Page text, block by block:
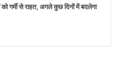
गर्मी से राहत, अगले कुछ दिनों में बदलेगा